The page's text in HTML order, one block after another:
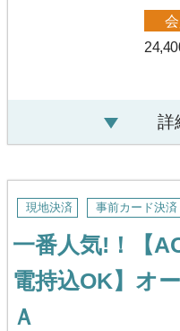
詳
現地決済 事前カード決済
一番人気!！【
電持込OK】オ
Ａ